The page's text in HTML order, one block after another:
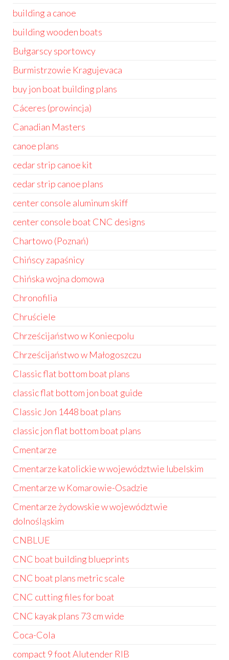
building a canoe
building wooden boats
Bułgarscy sportowcy
Burmistrzowie Kragujevaca
buy jon boat building plans
Cáceres (prowincja)
Canadian Masters
canoe plans
cedar strip canoe kit
cedar strip canoe plans
center console aluminum skiff
center console boat CNC designs
Chartowo (Poznań)
Chińscy zapaśnicy
Chińska wojna domowa
Chronofilia
Chruściele
Chrześcijaństwo w Koniecpolu
Chrześcijaństwo w Małogoszczu
Classic flat bottom boat plans
classic flat bottom jon boat guide
Classic Jon 1448 boat plans
classic jon flat bottom boat plans
Cmentarze
Cmentarze katolickie w województwie lubelskim
Cmentarze w Komarowie-Osadzie
Cmentarze żydowskie w województwie
dolnośląskim
CNBLUE
CNC boat building blueprints
CNC boat plans metric scale
CNC cutting files for boat
CNC kayak plans 73 cm wide
Coca-Cola
compact 9 foot Alutender RIB